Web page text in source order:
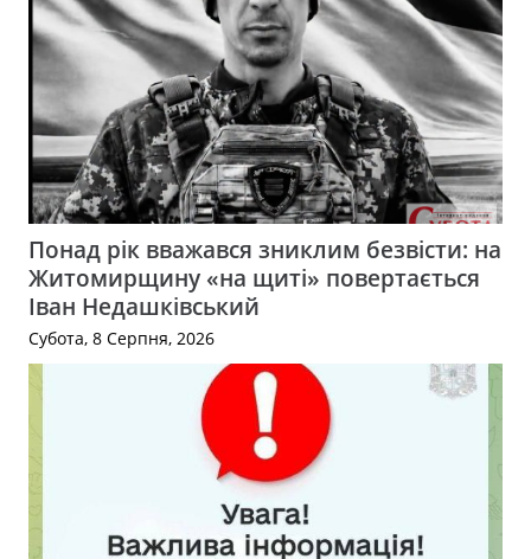
Понад рік вважався зниклим безвісти: на
Житомирщину «на щиті» повертається
Іван Недашківський
Субота, 8 Серпня, 2026